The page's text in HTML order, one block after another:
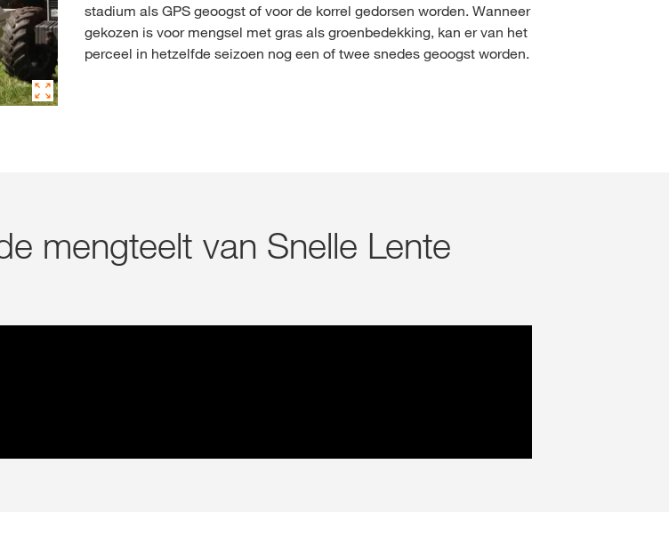
stadium als GPS geoogst of voor de korrel gedorsen worden. Wanneer
gekozen is voor mengsel met gras als groenbedekking, kan er van het
perceel in hetzelfde seizoen nog een of twee snedes geoogst worden.
mengteelt van Snelle Lente